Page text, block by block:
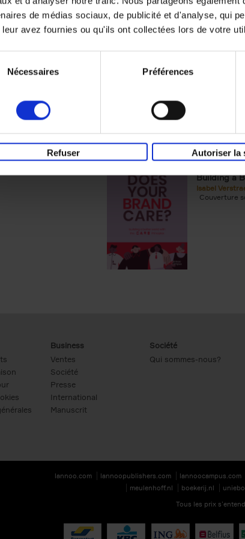
de médias sociaux, de publicité et d'analyse, qui
leur avez fournies ou qu'ils ont collectées lors de votre
Nécessaires Préférences
Refuser Autoriser la
Digital
Does
Building a
Isabel
Couverture
Business
Ventes
Société
Presse
International
Manuscrit
Société
Qui sommes-nous?
lannoo.com lannoopublishers.com lannoocampus.com
meulenhoff.nl
boekerij.nl
Tous les prix